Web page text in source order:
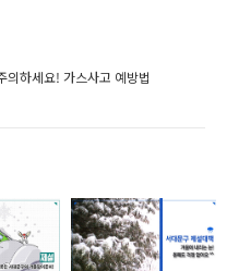
의하세요! 가스사고 예방법